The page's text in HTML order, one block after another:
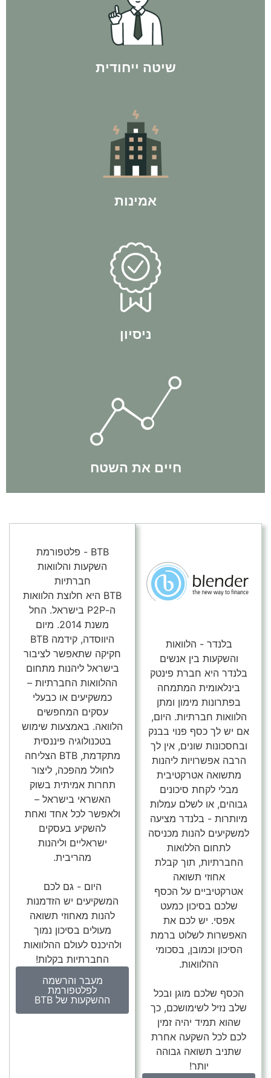
שיטה ייחודית
אנחנו פועלים בשיטת המהפך - לא רצים ישר לקנות נכסים
"מניבים". קודם כל מגיעים למספר האישי של הלקוח, באמצעות
עסקאות פליפ ולפי חוק ה-300 - ורק אז משקיעים בנכס מניב.
אמינות
לחברת BP Group יש את המוניטין הרב ביותר בתחום ההשקעות
בישראל עם ליווי של אלפי לקוחות מרוצים ל100% הצלחה.
ניסיון
אין חכם כבעל ניסיון. אביתר בן פורת - מייסד החברה, הגיע
לעצמאות כלכלית עוד לפני שהתחיל בתהליכי ליווי והיום מלמד
מתוך הניסיון האישי שלו.
חיים את השטח
הצוות שלנו חי את השטח באופן קבוע. אנחנו מבצעים עסקאות
באופן יומיומי ותמיד שומרים על דינאמיות ומתעדכנים בשינויים
תוך כדי תנועה.
בלנדר - הלוואות
והשקעות בין אנשים
בלנדר היא חברת פינטק
בינלאומית המתמחה
בפתרונות מימון ומתן
הלוואות חברתיות. היום,
אם יש לך כסף פנוי בבנק
ובחסכונות שונים, אין לך
הרבה אפשרויות ליהנות
מתשואה אטרקטיבית
מבלי לקחת סיכונים
גבוהים, או לשלם עמלות
מיותרות - בלנדר מציעה
למשקיעים להנות מכניסה
לתחום הללואות
החברתיות, תוך קבלת
אחוזי תשואה
אטרקטיביים על הכסף
שלכם בסיכון כמעט
אפסי. יש לכם את
האפשרות לשלוט ברמת
הסיכון וכמובן, בסכומי
ההלוואות.
הכסף שלכם מוגן ובכל
שלב נזיל לשימושכם, כך
שהוא תמיד יהיה זמין
לכם לכל השקעה אחרת
שתניב תשואה גבוהה
יותר!
BTB - פלטפורמת
השקעות והלוואות
חברתיות
BTB היא חלוצת הלוואות
ה-P2P בישראל. החל
משנת 2014. מיום
היווסדה, קידמה BTB
חקיקה שתאפשר לציבור
בישראל ליהנות מתחום
ההלוואות החברתיות –
כמשקיעים או כבעלי
עסקים המחפשים
הלוואה. באמצעות שימוש
בטכנולוגיה פיננסית
מתקדמת, BTB הצליחה
לחולל מהפכה, ליצור
תחרות אמיתית בשוק
האשראי בישראל –
ולאפשר לכל אחד ואחת
להשקיע בעסקים
ישראליים וליהנות
מהריבית.
היום - גם לכם
המשקיעים יש הזדמנות
להנות מאחוזי תשואה
מעולים בסיכון נמוך
ולהיכנס לעולם ההלוואות
החברתיות בקלות!
מעבר והרשמה
לפלטפורמת
ההשקעות של BTB